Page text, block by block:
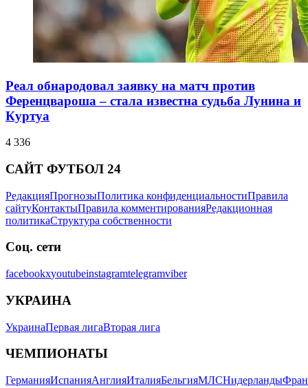
Реал обнародовал заявку на матч против
Ференцвароша – стала известна судьба Лунина и
Куртуа
4 336
САЙТ ФУТБОЛ 24
РедакцияПрогнозыПолитика конфиденциальностиПравила
сайтуКонтактыПравила комментированияРедакционная
политикаСтруктура собственности
Соц. сети
facebookxyoutubeinstagramtelegramviber
УКРАИНА
УкраинаПервая лигаВторая лига
ЧЕМПИОНАТЫ
ГерманияИспанияАнглияИталияБельгияМЛСНидерланды